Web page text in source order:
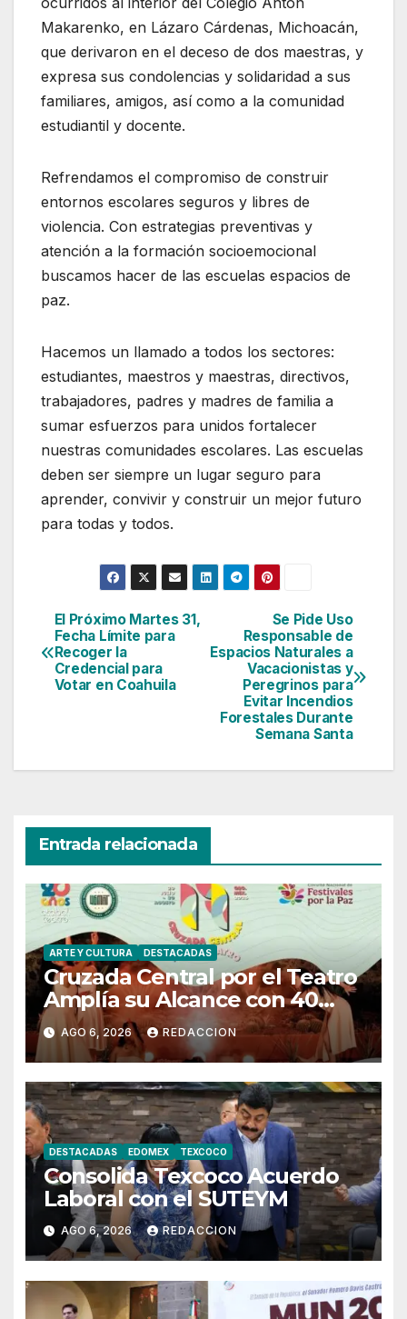
Makarenko, en Lázaro Cárdenas, Michoacán,
que derivaron en el deceso de dos maestras, y
expresa sus condolencias y solidaridad a sus
familiares, amigos, así como a la comunidad
estudiantil y docente.
Refrendamos el compromiso de construir
entornos escolares seguros y libres de
violencia. Con estrategias preventivas y
atención a la formación socioemocional
buscamos hacer de las escuelas espacios de
paz.
Hacemos un llamado a todos los sectores:
estudiantes, maestros y maestras, directivos,
trabajadores, padres y madres de familia a
sumar esfuerzos para unidos fortalecer
nuestras comunidades escolares. Las escuelas
deben ser siempre un lugar seguro para
aprender, convivir y construir un mejor futuro
para todas y todos.
Navegación
de
Se Pide Uso
Responsable de
Espacios Naturales a
Vacacionistas y
Peregrinos para
Evitar Incendios
Forestales Durante
Semana Santa
El Próximo Martes 31,
Fecha Límite para
Recoger la
Credencial para
Votar en Coahuila
Entrada relacionada
ARTE Y CULTURA DESTACADAS
Cruzada Central por el Teatro
Amplía su Alcance con 40
Días de Actividades
AGO 6, 2026 REDACCION
DESTACADAS EDOMEX TEXCOCO
Consolida Texcoco Acuerdo
Laboral con el SUTEYM
AGO 6, 2026 REDACCION